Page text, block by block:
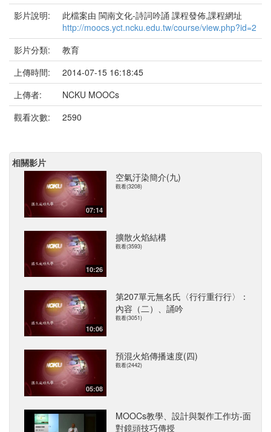
影片說明:
此檔案由 閩南文化-詩詞吟誦 課程發佈,課程網址
http://moocs.yct.ncku.edu.tw/course/view.php?id=2
影片分類:
教育
上傳時間:
2014-07-15 16:18:45
上傳者:
NCKU MOOCs
觀看次數:
2590
相關影片
07:14
空氣汙染簡介(九)
觀看(3208)
10:26
擴散火焰結構
觀看(3593)
10:06
第207單元無名氏〈行行重行行〉：
內容（二）、誦吟
觀看(3051)
05:08
預混火焰傳播速度(四)
觀看(2442)
MOOCs教學、設計與製作工作坊-面
對鏡頭技巧傳授